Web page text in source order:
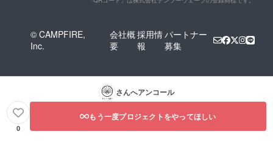
© CAMPFIRE,
Inc.
会社概
要
採用情
報
パートナー
募集
さんへアンコール
0
もう一度プロジェクトをやってほしい